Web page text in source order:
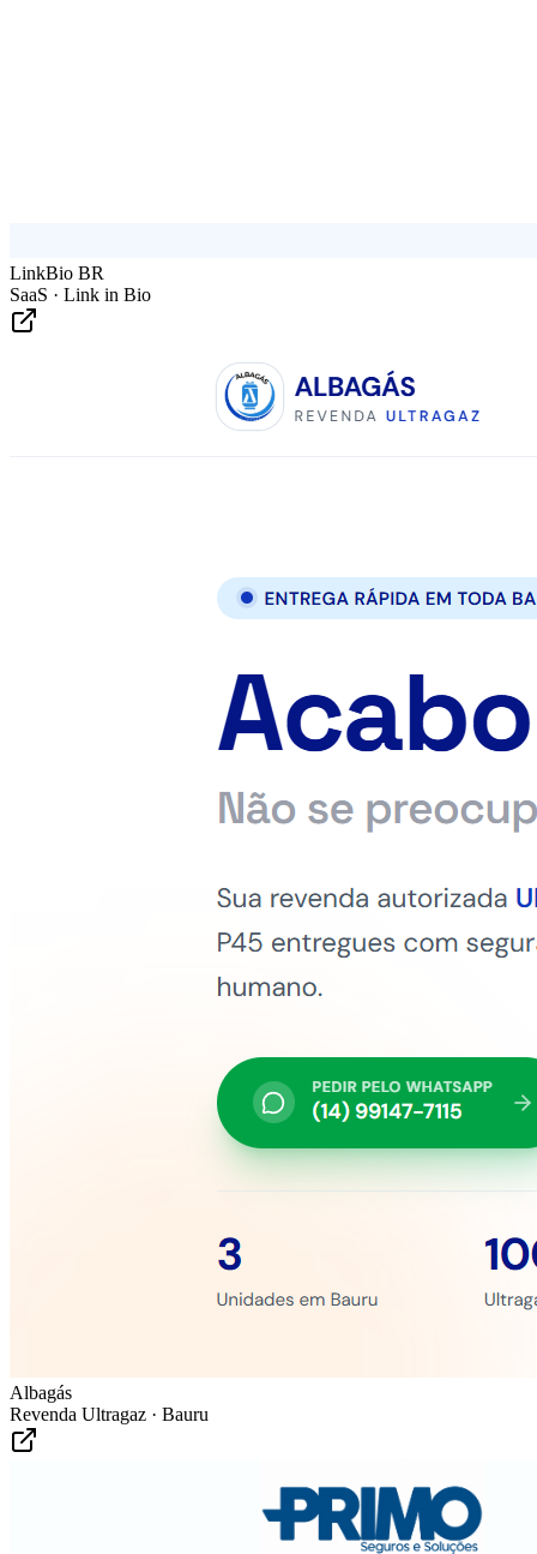
LinkBio BR
SaaS · Link in Bio
Albagás
Revenda Ultragaz · Bauru